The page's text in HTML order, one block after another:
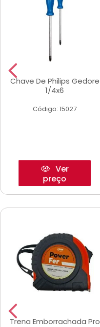
Chave De Philips Gedore
1/4x6
Código: 15027
Ver
preço
Trena Emborrachada Pro